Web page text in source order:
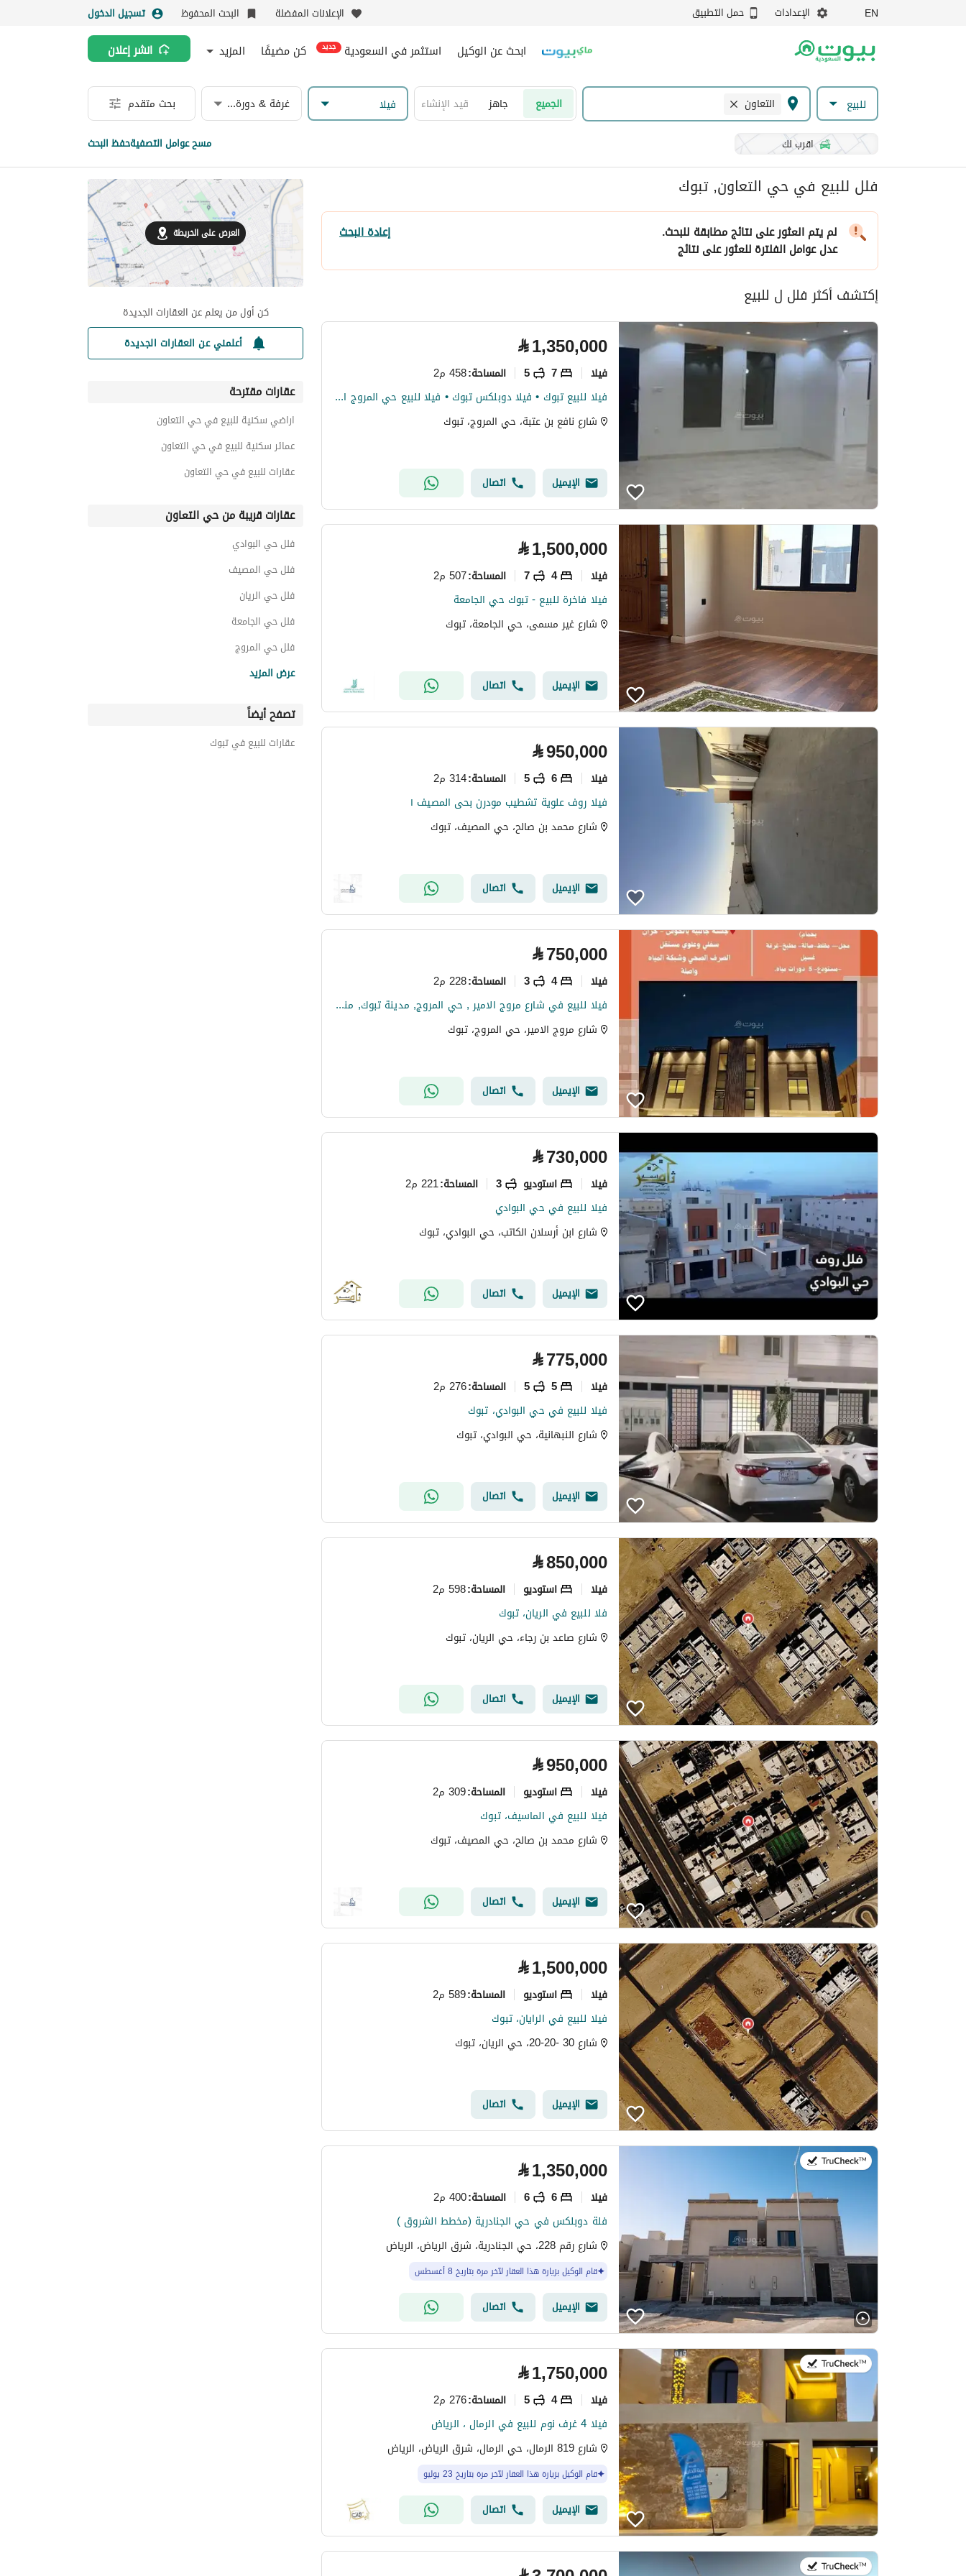
EN الإعدادات حمل التطبيق الإعلانات المفضلة البحث المحفوظ تسجيل الدخول
ابحث عن الوكيل استثمر في السعودية جديد كن مضيفًا المزيد انشر إعلان
للبيع التعاون الجميع جاهز قيد الإنشاء فیلا غرفة & دورة مياه بحث متقدم
اقرب لك مسح عوامل التصفيةحفظ البحث
فلل للبيع في حي التعاون, تبوك
لم يتم العثور على نتائج مطابقة للبحث. إعادة البحث
عدل عوامل الفلترةللعثور على نتائج
إكتشف أكثر فلل ل للبيع
⃁1,350,000
فیلا 7
5 المساحة:458 م2
فيلا للبيع تبوك • فيلا دوبلكس تبوك • فيلا للبيع حي المروج الأمير • فلل للبيع في تبوك • دوبلكس للبيع تبوك • فيلا حديثة تبوك • فيلا تشطيب سوبر لوكس • فيلا مع ملحق • فيلا 7 غرف • فيلا دورين تبوك
شارع نافع بن عتبة، حي المروج، تبوك
الإيميل اتصال
⃁1,500,000
فیلا 4
7 المساحة:507 م2
فيلا فاخرة للبيع - تبوك حي الجامعة
شارع غير مسمى، حي الجامعة، تبوك
الإيميل اتصال
⃁950,000
فیلا 6
5 المساحة:314 م2
فيلا روف علوية تشطيب مودرن بحى المصيف ١
شارع محمد بن صالح، حي المصيف، تبوك
الإيميل اتصال
⃁750,000
فیلا 4
3 المساحة:228 م2
فيلا للبيع في شارع مروج الامير , حي المروج, مدينة تبوك, منطقة تبوك
شارع مروج الامير، حي المروج، تبوك
الإيميل اتصال
⃁730,000
فیلا استوديو 3 المساحة:221 م2
فيلا للبيع في حي البوادي
شارع ابن أرسلان الكاتب، حي البوادي، تبوك
الإيميل اتصال
⃁775,000
فیلا 5
5 المساحة:276 م2
فيلا للبيع في حي البوادي، تبوك
شارع النبهانية، حي البوادي، تبوك
الإيميل اتصال
⃁850,000
فیلا استوديو المساحة:598 م2
فلا للبيع في الريان، تبوك
شارع صاعد بن رجاء، حي الريان، تبوك
الإيميل اتصال
⃁950,000
فیلا استوديو المساحة:309 م2
فيلا للبيع في الماسيف، تبوك
شارع محمد بن صالح، حي المصيف، تبوك
الإيميل اتصال
⃁1,500,000
فیلا استوديو المساحة:589 م2
فيلا للبيع في الرايان، تبوك
شارع 30 -20-20، حي الريان، تبوك
الإيميل اتصال
في:8 أغسطس 2026 ⃁1,350,000
فیلا 6
6 المساحة:400 م2
فلة دوبلكس في حي الجنادرية (مخطط الشروق )
شارع رقم 228، حي الجنادرية، شرق الرياض، الرياض
قام الوكيل بزيارة هذا العقار لآخر مرة بتاريخ 8 أغسطس
الإيميل اتصال
في:23 يوليو 2026 ⃁1,750,000
فیلا 4
5 المساحة:276 م2
فيلا 4 غرف نوم للبيع في الرمال ، الرياض
شارع 819 الرمال، حي الرمال، شرق الرياض، الرياض
قام الوكيل بزيارة هذا العقار لآخر مرة بتاريخ 23 يوليو
الإيميل اتصال
العرض على الخريطة
كن أول من يعلم عن العقارات الجديدة
أعلمني عن العقارات الجديدة
عقارات مقترحة
اراضي سكنية للبيع في حي التعاون
عمائر سكنية للبيع في حي التعاون
عقارات للبيع في حي التعاون
عقارات قريبة من حي التعاون
فلل حي البوادي
فلل حي المصيف
فلل حي الريان
فلل حي الجامعة
فلل حي المروج
فلل حي السلام
فلل حي طيبة
عرض المزيد
تصفح أيضاً
عقارات للبيع في تبوك